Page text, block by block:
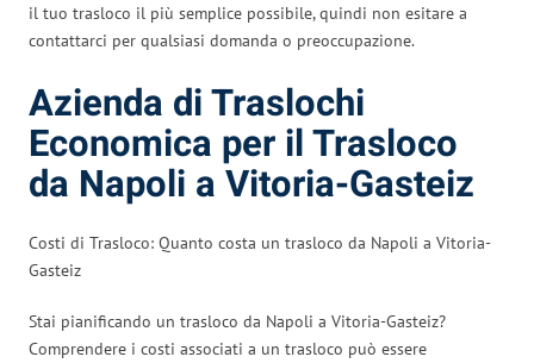
il tuo trasloco il più semplice possibile, quindi non esitare a
contattarci per qualsiasi domanda o preoccupazione.
Azienda di Traslochi
Economica per il Trasloco
da Napoli a Vitoria-Gasteiz
Costi di Trasloco: Quanto costa un trasloco da Napoli a Vitoria-
Gasteiz
Stai pianificando un trasloco da Napoli a Vitoria-Gasteiz?
Comprendere i costi associati a un trasloco può essere